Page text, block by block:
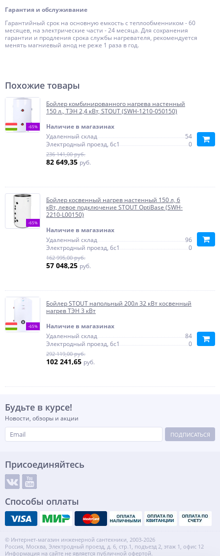
Гарантия и обслуживание
Гарантийный срок на основную емкость с теплообменником - 60
месяцев, на электрические части - 24 месяца. Для сохранения
гарантии и продления срока службы нагревателя, рекомендуется
менять магниевый анод не реже 1 раза в год.
Похожие товары
-65%
Бойлер комбинированного нагрева настенный
150 л., ТЭН 2,4 кВт, STOUT (SWH-1210-050150)
Наличие в магазинах
Удаленный склад
54
Электродный проезд, 6с1
0
236 141,00 руб.
82 649,35 руб.
-65%
Бойлер косвенный нагрев настенный 150 л, 6
кВт, левое подключение STOUT OptiBase (SWH-
2210-L00150)
Наличие в магазинах
Удаленный склад
96
Электродный проезд, 6с1
0
162 995,00 руб.
57 048,25 руб.
-65%
Бойлер STOUT напольный 200л 32 кВт косвенный
нагрев ТЭН 3 кВт
Наличие в магазинах
Удаленный склад
84
Электродный проезд, 6с1
0
292 119,00 руб.
102 241,65 руб.
Будьте в курсе!
Новости, обзоры и акции
ПОДПИСАТЬСЯ
Присоединяйтесь
Способы оплаты
© Интернет-магазин инженерной сантехники, 2003-2026
Россия, Москва, Электродный проезд, д. 6, стр.1, подъезд 2, этаж 1, офис 12
Информация на сайте не является публичной офертой.